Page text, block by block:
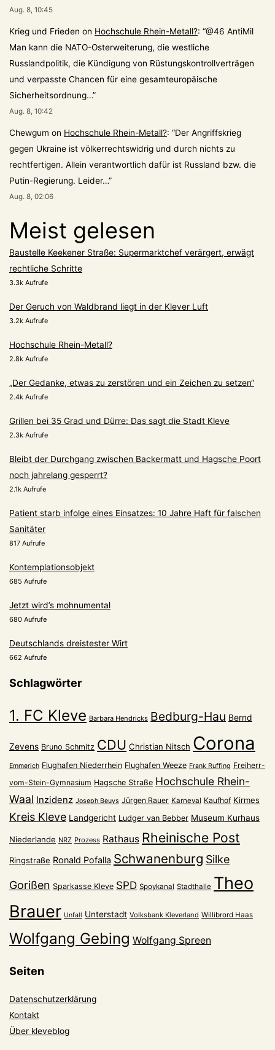
Aug. 8, 10:45
Krieg und Frieden on Hochschule Rhein-Metall?: “@46 AntiMil
Man kann die NATO-Osterweiterung, die westliche
Russlandpolitik, die Kündigung von Rüstungskontrollverträgen
und verpasste Chancen für eine gesamteuropäische
Sicherheitsordnung…”
Aug. 8, 10:42
Chewgum on Hochschule Rhein-Metall?: “Der Angriffskrieg
gegen Ukraine ist völkerrechtswidrig und durch nichts zu
rechtfertigen. Allein verantwortlich dafür ist Russland bzw. die
Putin-Regierung. Leider…”
Aug. 8, 02:06
Meist gelesen
Baustelle Keekener Straße: Supermarktchef verärgert, erwägt
rechtliche Schritte
3.3k Aufrufe
Der Geruch von Waldbrand liegt in der Klever Luft
3.2k Aufrufe
Hochschule Rhein-Metall?
2.8k Aufrufe
„Der Gedanke, etwas zu zerstören und ein Zeichen zu setzen“
2.4k Aufrufe
Grillen bei 35 Grad und Dürre: Das sagt die Stadt Kleve
2.3k Aufrufe
Bleibt der Durchgang zwischen Backermatt und Hagsche Poort
noch jahrelang gesperrt?
2.1k Aufrufe
Patient starb infolge eines Einsatzes: 10 Jahre Haft für falschen
Sanitäter
817 Aufrufe
Kontemplationsobjekt
685 Aufrufe
Jetzt wird’s mohnumental
680 Aufrufe
Deutschlands dreistester Wirt
662 Aufrufe
Schlagwörter
1. FC Kleve Barbara Hendricks Bedburg-Hau Bernd
Zevens Bruno Schmitz CDU Christian Nitsch Corona
Emmerich Flughafen Niederrhein Flughafen Weeze Frank Ruffing Freiherr-
vom-Stein-Gymnasium Hagsche Straße Hochschule Rhein-
Waal Inzidenz Joseph Beuys Jürgen Rauer Karneval Kaufhof Kirmes
Kreis Kleve Landgericht Ludger van Bebber Museum Kurhaus
Niederlande NRZ Prozess Rathaus Rheinische Post
Ringstraße Ronald Pofalla Schwanenburg Silke
Gorißen Sparkasse Kleve SPD Spoykanal Stadthalle Theo
Brauer Unfall Unterstadt Volksbank Kleverland Willibrord Haas
Wolfgang Gebing Wolfgang Spreen
Seiten
Datenschutzerklärung
Kontakt
Über kleveblog